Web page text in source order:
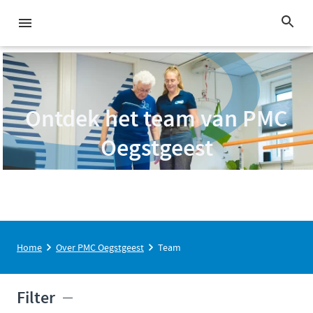
Ontdek het team van PMC
Oegstgeest
Home Over PMC Oegstgeest Team
Filter